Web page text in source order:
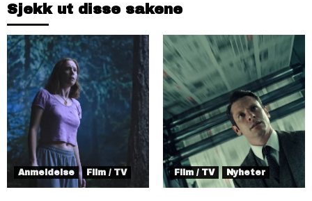
Sjekk ut disse sakene
Anmeldelse Film / TV Film / TV Nyheter